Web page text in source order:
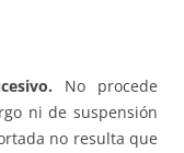
No procede
ni de suspensión
no resulta que